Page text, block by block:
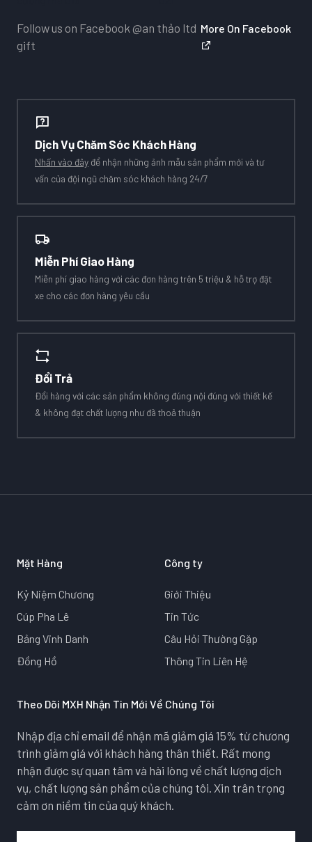
Follow us on Facebook @an thảo ltd
gift
More On Facebook
Dịch Vụ Chăm Sóc Khách Hàng
Nhấn vào đây để nhận những ảnh mẫu sản phẩm mới và tư
vấn của đội ngũ chăm sóc khách hàng 24/7
Miễn Phí Giao Hàng
Miễn phí giao hàng với các đơn hàng trên 5 triệu & hỗ trợ đặt
xe cho các đơn hàng yêu cầu
Đổi Trả
Đổi hàng với các sản phẩm không đúng nội đúng với thiết kế
& không đạt chất lượng như đã thoả thuận
Mặt Hàng
Kỷ Niệm Chương
Cúp Pha Lê
Bảng Vinh Danh
Đồng Hồ
Công ty
Giới Thiệu
Tin Tức
Câu Hỏi Thường Gặp
Thông Tin Liên Hệ
Theo Dõi MXH Nhận Tin Mới Về Chúng Tôi
Nhập địa chỉ email để nhận mã giảm giá 15% từ chương
trình giảm giá với khách hàng thân thiết. Rất mong
nhận được sự quan tâm và hài lòng về chất lượng dịch
vụ, chất lượng sản phẩm của chúng tôi. Xin trân trọng
cảm ơn niềm tin của quý khách.